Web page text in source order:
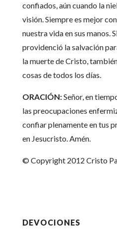
confiados, aún cuando la
visión. Siempre es mejor
nuestra vida en sus manos.
providenció la salvación
la muerte de Cristo,
cosas de todos los días.
ORACIÓN:Señor, en
las preocupaciones
confiar plenamente en tus
en Jesucristo. Amén.
© Copyright 2012 Cristo
DEVOCIONES